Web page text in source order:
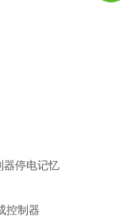
器停电记忆
控制器